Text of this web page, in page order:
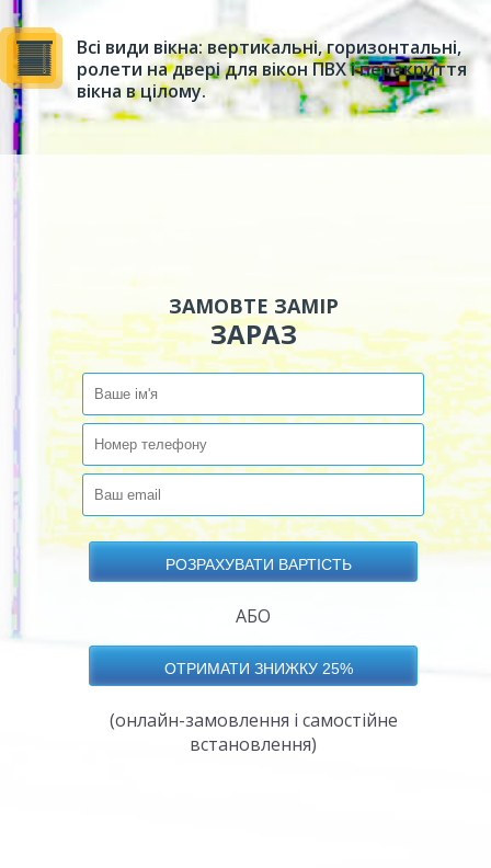
Всі види вікна: вертикальні, горизонтальні,
ролети на двері для вікон ПВХ і перекриття
вікна в цілому.
ЗАМОВТЕ ЗАМІР
ЗАРАЗ
АБО
(онлайн-замовлення і самостійне
встановлення)